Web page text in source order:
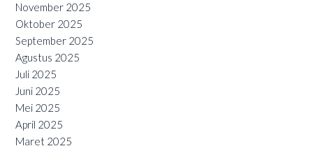
November 2025
Oktober 2025
September 2025
Agustus 2025
Juli 2025
Juni 2025
Mei 2025
April 2025
Maret 2025